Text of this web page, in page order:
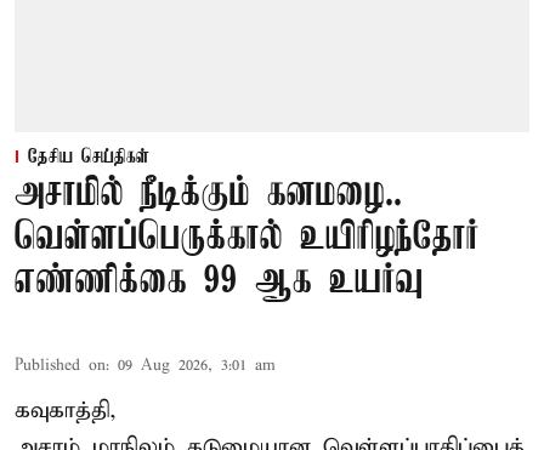
தேசிய செய்திகள்
அசாமில் நீடிக்கும் கனமழை..
வெள்ளப்பெருக்கால் உயிரிழந்தோர்
எண்ணிக்கை 99 ஆக உயர்வு
Published on: 09 Aug 2026, 3:01 am
கவுகாத்தி,